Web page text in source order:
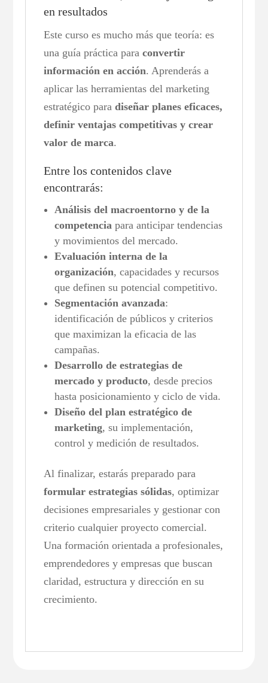
en resultados
Este curso es mucho más que teoría: es
una guía práctica paraconvertir
información en acción. Aprenderás a
aplicar las herramientas del marketing
estratégico paradiseñar planes eficaces,
definir ventajas competitivas y crear
valor de marca.
Entre los contenidos clave
encontrarás:
Análisis del macroentorno y de la
competencia para anticipar tendencias
y movimientos del mercado.
Evaluación interna de la
organización, capacidades y recursos
que definen su potencial competitivo.
Segmentación avanzada:
identificación de públicos y criterios
que maximizan la eficacia de las
campañas.
Desarrollo de estrategias de
mercado y producto, desde precios
hasta posicionamiento y ciclo de vida.
Diseño del plan estratégico de
marketing, su implementación,
control y medición de resultados.
Al finalizar, estarás preparado para
formular estrategias sólidas, optimizar
decisiones empresariales y gestionar con
criterio cualquier proyecto comercial.
Una formación orientada a profesionales,
emprendedores y empresas que buscan
claridad, estructura y dirección en su
crecimiento.